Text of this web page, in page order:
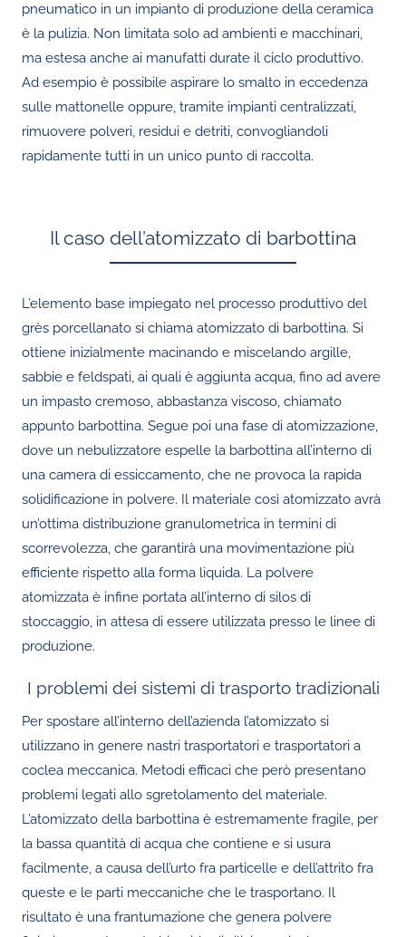
pneumatico in un impianto di produzione della ceramica
è la pulizia. Non limitata solo ad ambienti e macchinari,
ma estesa anche ai manufatti durate il ciclo produttivo.
Ad esempio è possibile aspirare lo smalto in eccedenza
sulle mattonelle oppure, tramite impianti centralizzati,
rimuovere polveri, residui e detriti, convogliandoli
rapidamente tutti in un unico punto di raccolta.
Il caso dell’atomizzato di barbottina
L’elemento base impiegato nel processo produttivo del
grès porcellanato si chiama atomizzato di barbottina. Si
ottiene inizialmente macinando e miscelando argille,
sabbie e feldspati, ai quali è aggiunta acqua, fino ad avere
un impasto cremoso, abbastanza viscoso, chiamato
appunto barbottina. Segue poi una fase di atomizzazione,
dove un nebulizzatore espelle la barbottina all’interno di
una camera di essiccamento, che ne provoca la rapida
solidificazione in polvere. Il materiale così atomizzato avrà
un’ottima distribuzione granulometrica in termini di
scorrevolezza, che garantirà una movimentazione più
efficiente rispetto alla forma liquida. La polvere
atomizzata è infine portata all’interno di silos di
stoccaggio, in attesa di essere utilizzata presso le linee di
produzione.
I problemi dei sistemi di trasporto tradizionali
Per spostare all’interno dell’azienda l’atomizzato si
utilizzano in genere nastri trasportatori e trasportatori a
coclea meccanica. Metodi efficaci che però presentano
problemi legati allo sgretolamento del materiale.
L’atomizzato della barbottina è estremamente fragile, per
la bassa quantità di acqua che contiene e si usura
facilmente, a causa dell’urto fra particelle e dell’attrito fra
queste e le parti meccaniche che le trasportano. Il
risultato è una frantumazione che genera polvere